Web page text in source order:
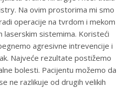
Na ovim prostorima mi smo
operacije na tvrdom i mekom
laserskim sistemima. Koristeći
agresivne intrevencije i
Najveće rezultate postižemo
bolesti. Pacijentu možemo da
ne razlikuje od drugih velikih